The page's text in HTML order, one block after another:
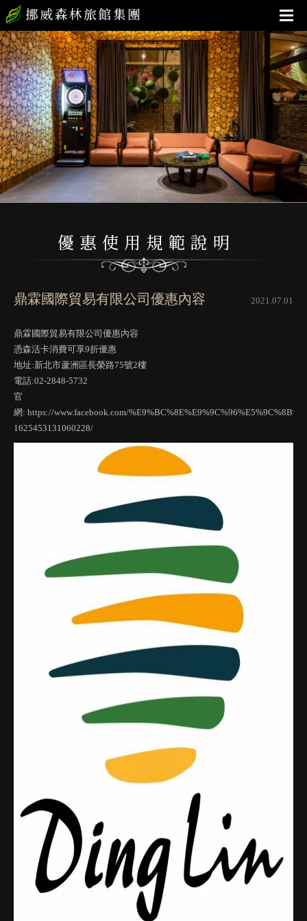
鼎霖國際貿易有限公司優惠內容 2021.07.01
鼎霖國際貿易有限公司優惠內容
憑森活卡消費可享9折優惠
地址:新北市蘆洲區長榮路75號2樓
電話:02-2848-5732
官
網: https://www.facebook.com/
1625453131060228/